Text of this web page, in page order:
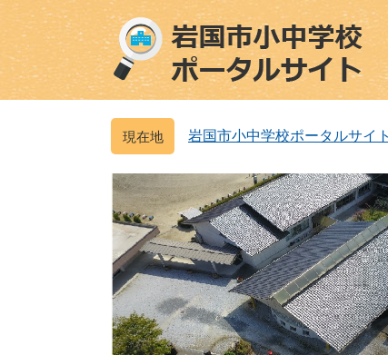
ジ
の
先
ュ
ー
を
岩国市小中学校ポータルサイ